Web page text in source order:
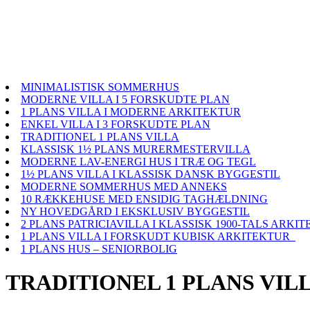
MINIMALISTISK SOMMERHUS
MODERNE VILLA I 5 FORSKUDTE PLAN
1 PLANS VILLA I MODERNE ARKITEKTUR
ENKEL VILLA I 3 FORSKUDTE PLAN
TRADITIONEL 1 PLANS VILLA
KLASSISK 1½ PLANS MURERMESTERVILLA
MODERNE LAV-ENERGI HUS I TRÆ OG TEGL
1½ PLANS VILLA I KLASSISK DANSK BYGGESTIL
MODERNE SOMMERHUS MED ANNEKS
10 RÆKKEHUSE MED ENSIDIG TAGHÆLDNING
NY HOVEDGÅRD I EKSKLUSIV BYGGESTIL
2 PLANS PATRICIAVILLA I KLASSISK 1900-TALS
1 PLANS VILLA I FORSKUDT KUBISK ARKITEKTUR
1 PLANS HUS – SENIORBOLIG
TRADITIONEL 1 PLANS